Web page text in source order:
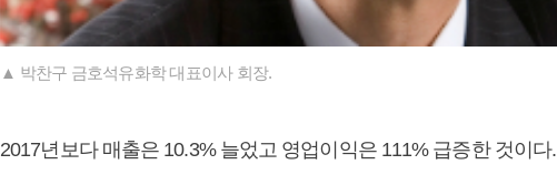
▲ 박찬구 금호석유화학 대표이사 회장.
2017년보다 매출은 10.3% 늘었고 영업이익은 111% 급증한 것이다.